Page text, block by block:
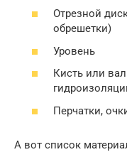
Отрезной
обрешетки)
Уровень
Кисть или
Перчатки,
А вот список